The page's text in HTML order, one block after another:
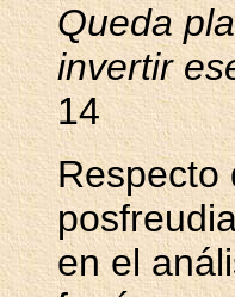
Queda
invertir
14
Respecto
en el